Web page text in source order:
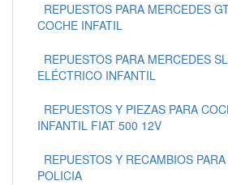
REPUESTOS PARA MERCEDES
COCHE INFATIL
REPUESTOS PARA MERCEDES
ELÉCTRICO INFANTIL
REPUESTOS Y PIEZAS PARA
INFANTIL FIAT 500 12V
REPUESTOS Y RECAMBIOS
POLICIA